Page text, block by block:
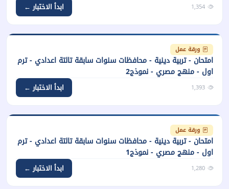
1,354 ابدأ الاختبار ←
ورقة عمل
امتحان - تربية دينية - محافظات سنوات سابقة تالتة اعدادي - ترم
اول - منهج مصري - نموذج2
1,393 ابدأ الاختبار ←
ورقة عمل
امتحان - تربية دينية - محافظات سنوات سابقة تالتة اعدادي - ترم
اول - منهج مصري - نموذج1
1,280 ابدأ الاختبار ←